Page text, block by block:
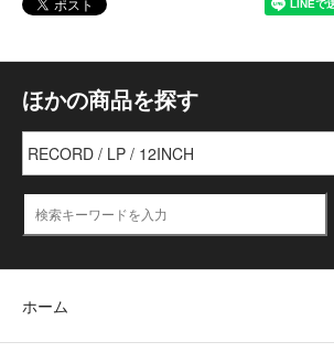
ほかの商品を探す
ホーム